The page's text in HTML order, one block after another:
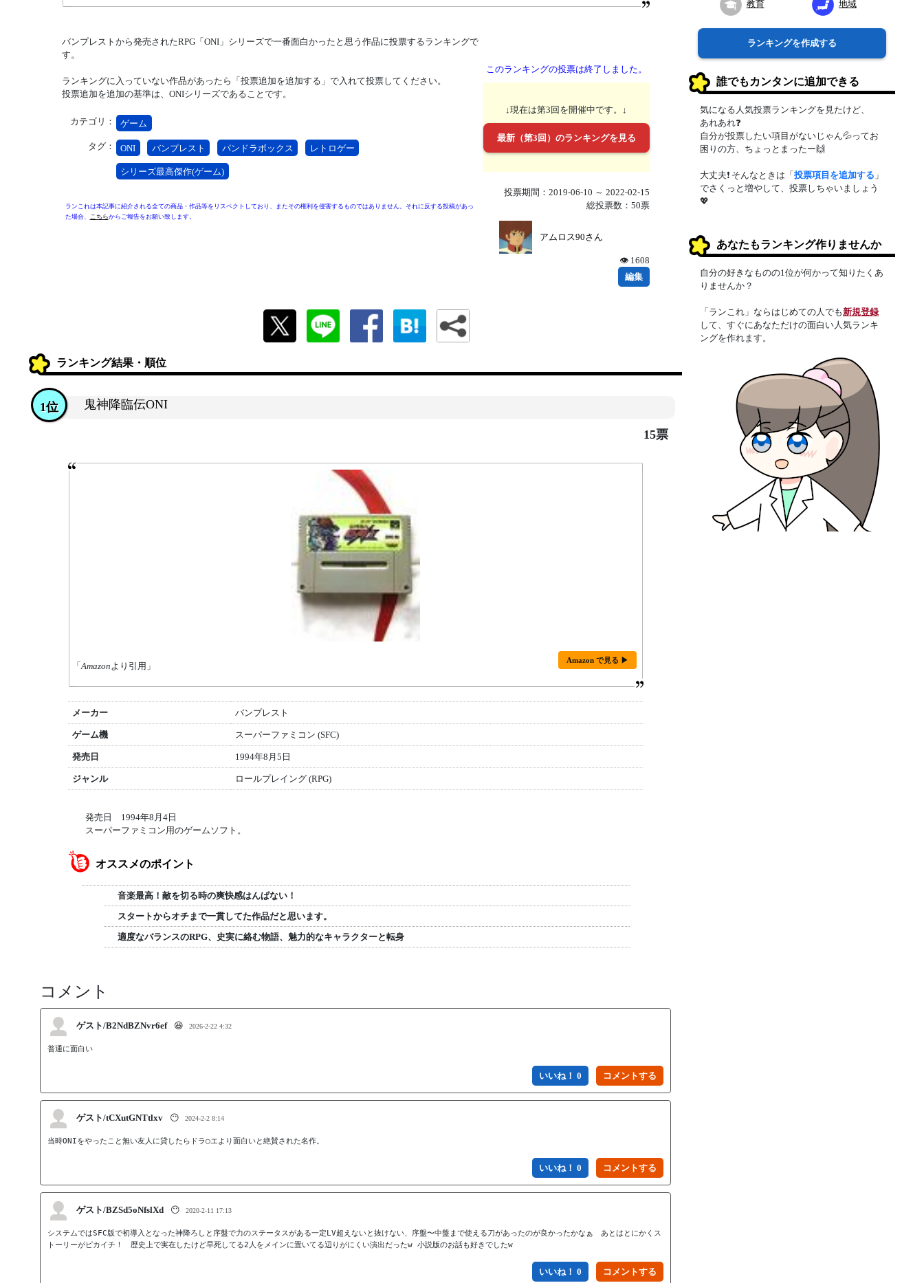
バンプレストから発売されたRPG「ONI」シリーズで一番面白かったと思う作品に投票するランキングで
す。
ランキングに入っていない作品があったら「投票追加を追加する」で入れて投票してください。
投票追加を追加の基準は、ONIシリーズであることです。
カテゴリ： ゲーム
タグ： ONI バンプレスト パンドラボックス レトロゲー
シリーズ最高傑作(ゲーム)
ランこれは本記事に紹介される全ての商品・作品等をリスペクトしており、またその権利を侵害するものではありません。それに反する投稿があっ
た場合、
こちらからご報告をお願い致します。
このランキングの投票は終了しました。
↓現在は第3回を開催中です。↓
最新（第3回）のランキングを見る
投票期間：2019-06-10 ～ 2022-02-15
総投票数：50票
アムロス90さん
👁 1608
編集
ランキング結果・順位
鬼神降臨伝ONI
1位
15票
「Amazonより引用」
Amazon で見る ▶
メーカー バンプレスト
ゲーム機 スーパーファミコン (SFC)
発売日 1994年8月5日
ジャンル ロールプレイング (RPG)
発売日 1994年8月4日
スーパーファミコン用のゲームソフト。
オススメのポイント
音楽最高！敵を切る時の爽快感はんぱない！
スタートからオチまで一貫してた作品だと思います。
適度なバランスのRPG、史実に絡む物語、魅力的なキャラクターと転身
コメント
ゲスト/B2NdBZNvr6ef 😆 2026-2-22 4:32
普通に面白い
いいね！ 0
ゲスト/tCXutGNTtlxv 😶 2024-2-2 8:14
当時ONIをやったこと無い友人に貸したらドラ◯エより面白いと絶賛された名作。
いいね！ 0
ゲスト/BZSd5oNfslXd 😶 2020-2-11 17:13
システムではSFC版で初導入となった神降ろしと序盤で力のステータスがある一定LV超えないと抜けない、序盤〜中盤まで使える刀があったのが良かったかなぁ　あとはとにかくス
トーリーがピカイチ！　歴史上で実在したけど早死してる2人をメインに置いてる辺りがにくい演出だったw 小説版のお話も好きでしたw
いいね！ 0
教育 地域
ランキングを作成する
誰でもカンタンに追加できる
気になる人気投票ランキングを見たけど、
あれあれ❓
自分が投票したい項目がないじゃん💦ってお
困りの方、ちょっとまったー🙌
大丈夫❗ そんなときは「投票項目を追加する 」
でさくっと増やして、投票しちゃいましょう
💖
あなたもランキング作りませんか
自分の好きなものの1位が何かって知りたくあ
りませんか？
「ランこれ」ならはじめての人でも新規登録
して、すぐにあなただけの面白い人気ランキ
ングを作れます。